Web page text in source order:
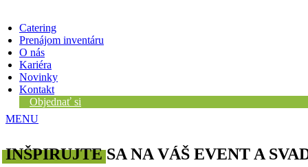
Catering
Prenájom inventáru
O nás
Kariéra
Novinky
Kontakt
Objednať si
INŠPIRUJTESA NA VÁŠ EVENT A